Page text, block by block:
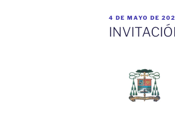
PUBLICADO
EL
4 DE MAYO DE